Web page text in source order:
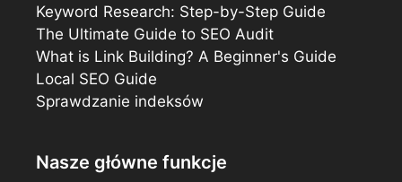
Keyword Research: Step-by-Step Guide
The Ultimate Guide to SEO Audit
What is Link Building? A Beginner's Guide
Local SEO Guide
Sprawdzanie indeksów
Nasze główne funkcje